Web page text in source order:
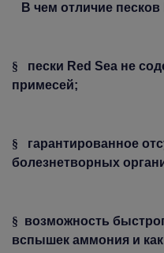
В чем отличие песков
§
пески Red Sea не
примесей;
§
гарантированное
болезнетворных
§ возможность
вспышек аммония и